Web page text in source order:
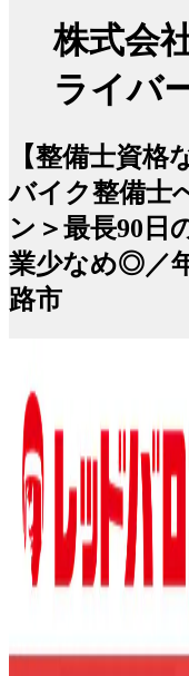
株式会
ライバ
【整備士資
バイク整備士
ン＞最長90日
業少なめ◎／
路市